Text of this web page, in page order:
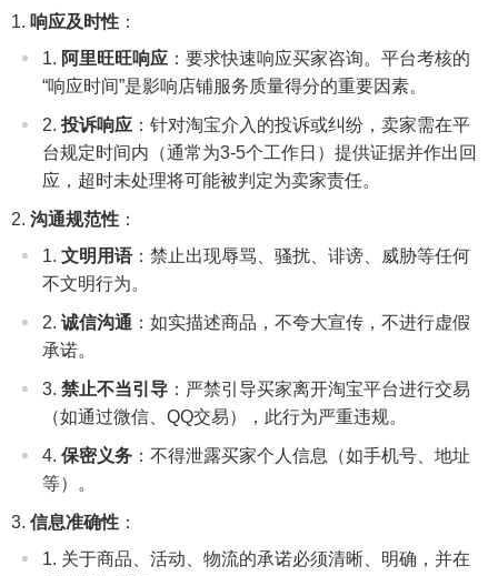
响应及时性 ：
阿里旺旺响应 ：要求快速响应买家咨询。平台考核的
“响应时间”是影响店铺服务质量得分的重要因素。
投诉响应 ：针对淘宝介入的投诉或纠纷，卖家需在平
台规定时间内（通常为3-5个工作日）提供证据并作出回
应，超时未处理将可能被判定为卖家责任。
沟通规范性 ：
文明用语：禁止出现辱骂、骚扰、诽谤、威胁等任何
不文明行为。
诚信沟通 ：如实描述商品，不夸大宣传，不进行虚假
承诺。
禁止不当引导 ：严禁引导买家离开淘宝平台进行交易
（如通过微信、QQ交易），此行为严重违规。
保密义务 ：不得泄露买家个人信息（如手机号、地址
等）。
信息准确性 ：
关于商品、活动、物流的承诺必须清晰、明确，并在